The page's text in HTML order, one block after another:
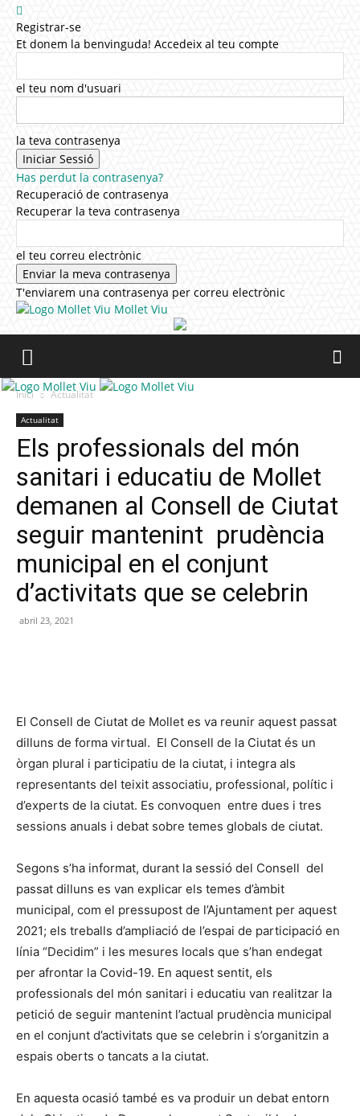
Registrar-se
Et donem la benvinguda! Accedeix al teu compte
el teu nom d'usuari
la teva contrasenya
Has perdut la contrasenya?
Recuperació de contrasenya
Recuperar la teva contrasenya
el teu correu electrònic
T'enviarem una contrasenya per correu electrònic
Mollet Viu
Inici Actualitat
Actualitat
Els professionals del món
sanitari i educatiu de Mollet
demanen al Consell de Ciutat
seguir mantenint prudència
municipal en el conjunt
d’activitats que se celebrin
abril 23, 2021
El Consell de Ciutat de Mollet es va reunir aquest passat
dilluns de forma virtual. El Consell de la Ciutat és un
òrgan plural i participatiu de la ciutat, i integra als
representants del teixit associatiu, professional, polític i
d’experts de la ciutat. Es convoquen entre dues i tres
sessions anuals i debat sobre temes globals de ciutat.
Segons s’ha informat, durant la sessió del Consell del
passat dilluns es van explicar els temes d’àmbit
municipal, com el pressupost de l’Ajuntament per aquest
2021; els treballs d’ampliació de l’espai de participació en
línia “Decidim” i les mesures locals que s’han endegat
per afrontar la Covid-19. En aquest sentit, els
professionals del món sanitari i educatiu van realitzar la
petició de seguir mantenint l’actual prudència municipal
en el conjunt d’activitats que se celebrin i s’organitzin a
espais oberts o tancats a la ciutat.
En aquesta ocasió també es va produir un debat entorn